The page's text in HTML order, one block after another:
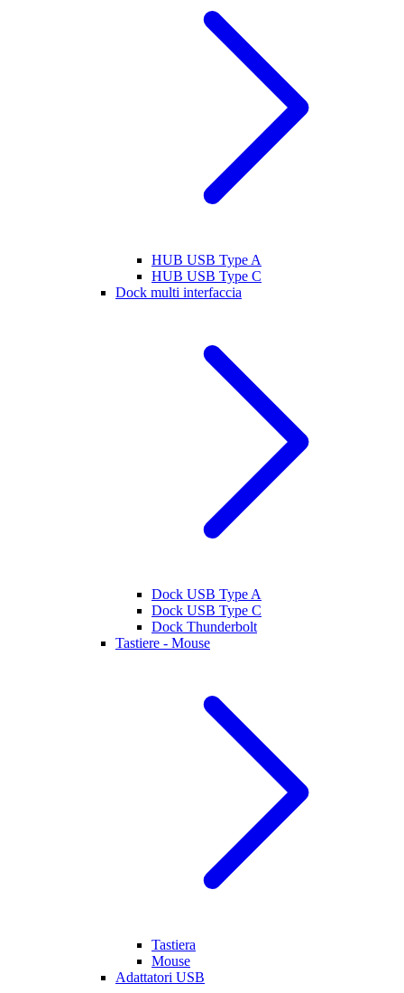
HUB USB Type A
HUB USB Type C
Dock multi interfaccia
Dock USB Type A
Dock USB Type C
Dock Thunderbolt
Tastiere - Mouse
Tastiera
Mouse
Adattatori USB